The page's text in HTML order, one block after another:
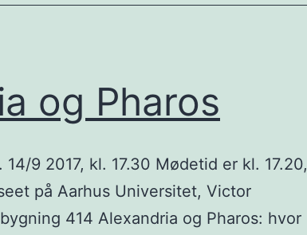
og Pharos
9 2017, kl. 17.30 Mødetid er kl. 17.20,
på Aarhus Universitet, Victor
414 Alexandria og Pharos: hvor